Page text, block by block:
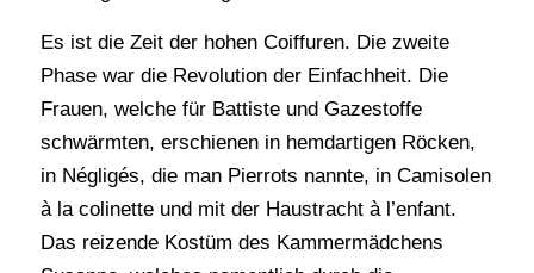
Es ist die Zeit der hohen Coiffuren. Die zweite
Phase war die Revolution der Einfachheit. Die
Frauen, welche für Battiste und Gazestoffe
schwärmten, erschienen in hemdartigen Röcken,
in Négligés, die man Pierrots nannte, in Camisolen
à la colinette und mit der Haustracht à l’enfant.
Das reizende Kostüm des Kammermädchens